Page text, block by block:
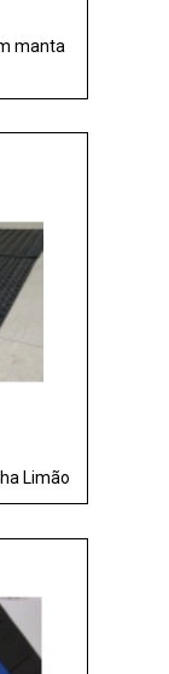
manta
Limão